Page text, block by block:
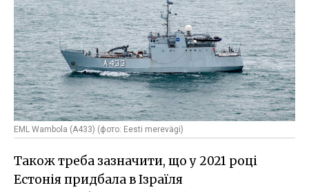
EML Wambola (A433) (фото: Eesti merevägi)
Також треба зазначити, що у 2021 році
Естонія придбала в Ізраїля